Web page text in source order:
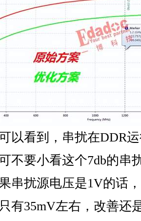
以看到，串扰在DDR
不要小看这个7db的串
串扰源电压是1V的话
有35mV左右，改善还